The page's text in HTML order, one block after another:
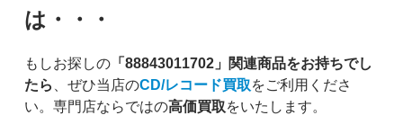
は・・・
もしお探しの「88843011702」関連商品をお持ちでし
たら 、ぜひ当店のCD/レコード買取をご利用くださ
い。専門店ならではの高価買取をいたします。